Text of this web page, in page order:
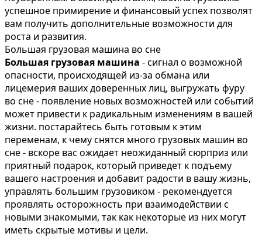
успешное примирение и финансовый успех позволят
вам получить дополнительные возможности для
роста и развития.
Большая грузовая машина во сне
Большая грузовая машина - сигнал о возможной
опасности, происходящей из-за обмана или
лицемерия ваших доверенных лиц, выгружать фуру
во сне - появление новых возможностей или событий
может привести к радикальным изменениям в вашей
жизни. постарайтесь быть готовым к этим
переменам, к чему снятся много грузовых машин во
сне - вскоре вас ожидает неожиданный сюрприз или
приятный подарок, который приведет к подъему
вашего настроения и добавит радости в вашу жизнь,
управлять большим грузовиком - рекомендуется
проявлять осторожность при взаимодействии с
новыми знакомыми, так как некоторые из них могут
иметь скрытые мотивы и цели.